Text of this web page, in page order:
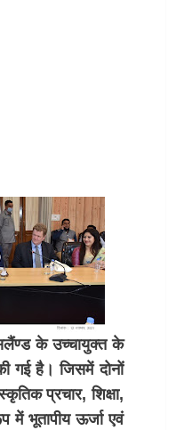
के उच्चायुक्त के
गई है। जिसमें दोनों
प्रचार, शिक्षा,
में भूतापीय ऊर्जा एवं